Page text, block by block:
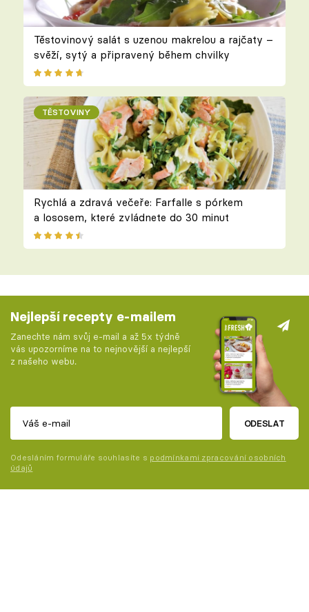
Těstovinový salát s uzenou makrelou a rajčaty –
svěží, sytý a připravený během chvilky
TĚSTOVINY
Rychlá a zdravá večeře: Farfalle s pórkem
a lososem, které zvládnete do 30 minut
Nejlepší recepty e-mailem
Zanechte nám svůj e-mail a až 5x týdně
vás upozorníme na to nejnovější a nejlepší
z našeho webu.
ODESLAT
Odesláním formuláře souhlasíte s podmínkami zpracování osobních
údajů